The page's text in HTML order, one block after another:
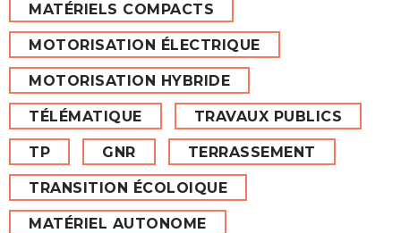
MATÉRIELS COMPACTS
MOTORISATION ÉLECTRIQUE
MOTORISATION HYBRIDE
TÉLÉMATIQUE TRAVAUX PUBLICS
TP GNR TERRASSEMENT
TRANSITION ÉCOLOIQUE
MATÉRIEL AUTONOME